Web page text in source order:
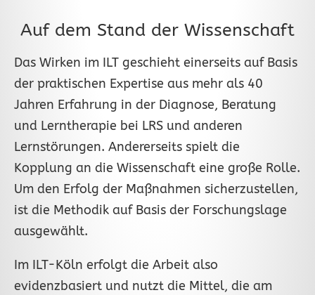
Auf dem Stand der Wissenschaft
Das Wirken im ILT geschieht einerseits auf Basis
der praktischen Expertise aus mehr als 40
Jahren Erfahrung in der Diagnose, Beratung
und Lerntherapie bei LRS und anderen
Lernstörungen. Andererseits spielt die
Kopplung an die Wissenschaft eine große Rolle.
Um den Erfolg der Maßnahmen sicherzustellen,
ist die Methodik auf Basis der Forschungslage
ausgewählt.
Im ILT-Köln erfolgt die Arbeit also
evidenzbasiert und nutzt die Mittel, die am